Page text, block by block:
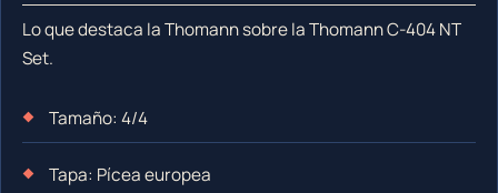
Lo que destaca la Thomann sobre la Thomann C-404 NT
Set.
Tamaño: 4/4
Tapa: Pícea europea